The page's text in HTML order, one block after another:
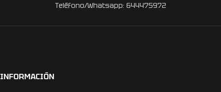
Teléfono/Whatsapp: 644475972
INFORMACIÓN